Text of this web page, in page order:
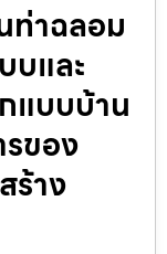
ท่าฉลอม
บและ
แบบบ้าน
ของ
ร้าง